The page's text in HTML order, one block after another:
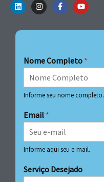
Nome Completo *
Informe seu nome completo.
Email *
Informe aqui seu e-mail.
Serviço Desejado